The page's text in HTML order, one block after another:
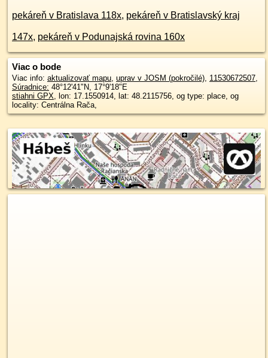
pekáreň v Bratislava 118x, pekáreň v Bratislavský kraj
147x, pekáreň v Podunajská rovina 160x
Viac o bode
Viac info: aktualizovať mapu, uprav v JOSM (pokročilé), 11530672507,
Súradnice: 48°12'41"N, 17°9'18"E
stiahni GPX, lon: 17.1550914, lat: 48.2115756, og type: place, og
locality: Centrálna Rača,